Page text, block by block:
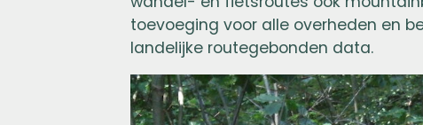
toevoeging voor alle overheden en
landelijke routegebonden data.